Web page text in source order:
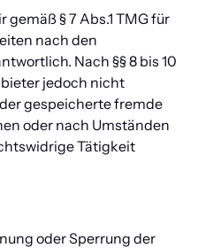
§ 7 Abs.1 TMG für
nach den
Nach §§ 8 bis 10
jedoch nicht
gespeicherte fremde
oder nach Umständen
Tätigkeit
oder Sperrung der